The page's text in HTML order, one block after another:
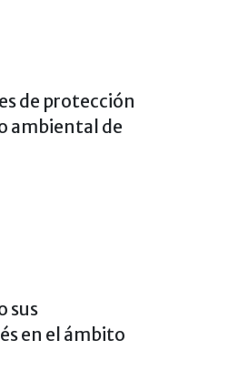
de protección
ambiental de
sus
en el ámbito